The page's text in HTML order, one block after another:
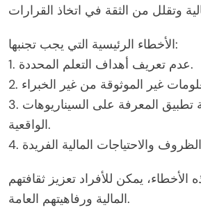
الأخطاء الرئيسية التي يجب تجنبها:
1. عدم تعريف أهداف التعلم المحددة.
3. تجاهل أهمية تطبيق المعرفة على السيناريوهات
الواقعية.
يمكن للأفراد تعزيز ثقافتهم
المالية ورفاهيتهم العامة.